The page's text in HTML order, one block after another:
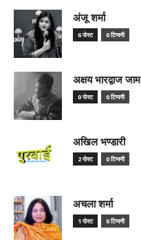
अंजू शर्मा
6 पोस्ट 0 टिप्पणी
अक्षय भारद्वाज जाम
0 पोस्ट 0 टिप्पणी
अखिल भण्डारी
2 पोस्ट 0 टिप्पणी
अचला शर्मा
1 पोस्ट 0 टिप्पणी